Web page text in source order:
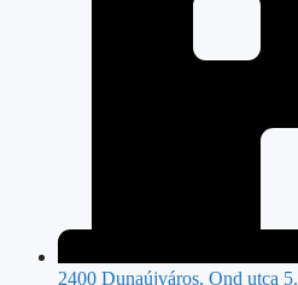
2400 Dunaújváros, Ond utca 5.